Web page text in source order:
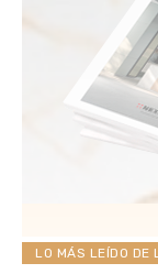
LO MÁS LEÍDO DE